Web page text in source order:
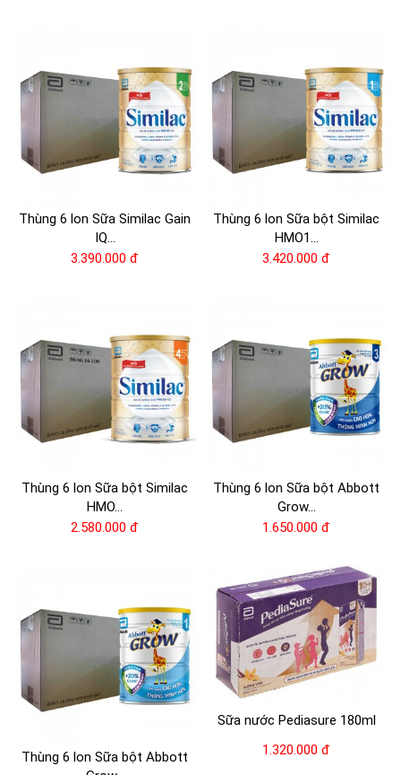
Thùng 6 lon Sữa Similac Gain
IQ...
3.390.000 đ
Thùng 6 lon Sữa bột Similac
HMO1...
3.420.000 đ
Thùng 6 lon Sữa bột Similac
HMO...
2.580.000 đ
Thùng 6 lon Sữa bột Abbott
Grow...
1.650.000 đ
Thùng 6 lon Sữa bột Abbott
Sữa nước Pediasure 180ml
1.320.000 đ